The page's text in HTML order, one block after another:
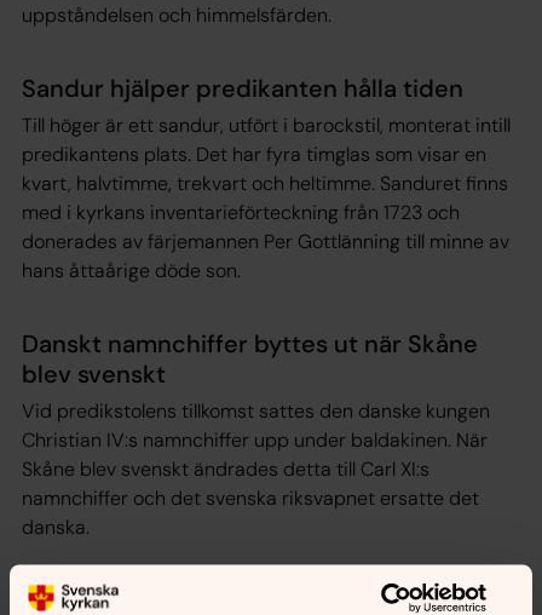
uppståndelsen och himmelsfärden.
Sandur hjälper predikanten hålla tiden
Till höger är ett sandur, utfört i barockstil, monterat intill
predikantens plats. Det har fyra timglas som visar en
kvart, halvtimme, trekvart och heltimme. Sanduret finns
med i kyrkans inventarieförteckning från 1723 och
donerades av färjemannen Per Gottlänning till minne av
hans åttaårige döde son.
Danskt namnchiffer byttes ut när Skåne
blev svenskt
Vid predikstolens tillkomst sattes den danske kungen
Christian IV:s namnchiffer upp under baldakinen. När
Skåne blev svenskt ändrades detta till Carl XI:s
namnchiffer och det svenska riksvapnet ersatte det
danska.
Moses, den Onde och en ung kvinna bär